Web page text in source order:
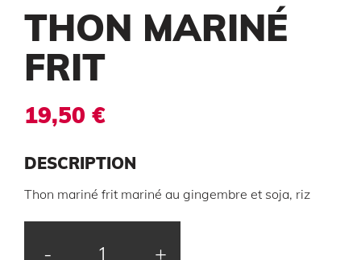
THON MARINÉ
FRIT
19,50 €
DESCRIPTION
Thon mariné frit mariné au gingembre et soja, riz
- +